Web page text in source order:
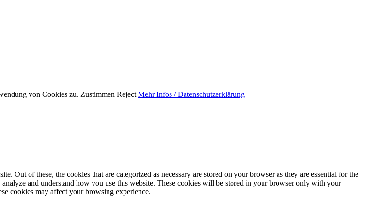
von Cookies zu. Zustimmen Reject Mehr Infos / Datenschutzerklärung
Out of these, the cookies that are categorized as necessary are stored on your browser as they are essential for the
and understand how you use this website. These cookies will be stored in your browser only with your
cookies may affect your browsing experience.